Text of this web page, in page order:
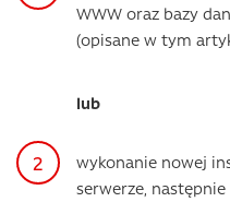
WWW oraz bazy
(opisane w tym
lub
wykonanie nowej
serwerze,